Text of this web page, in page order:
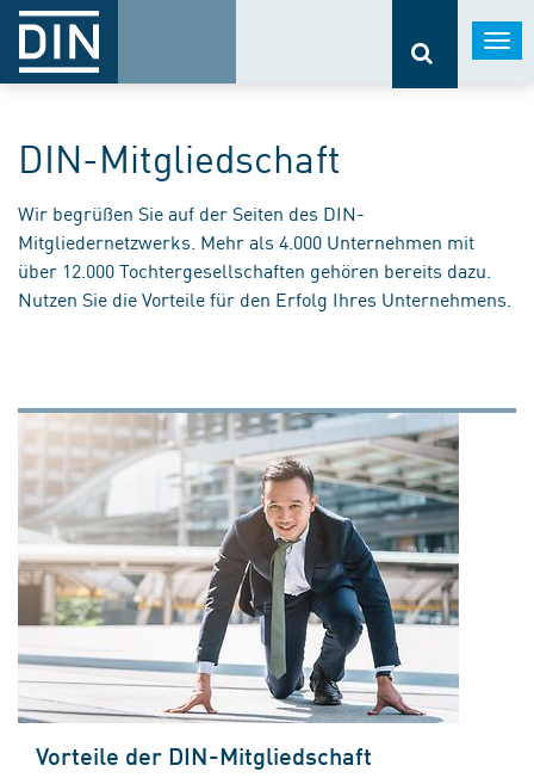
DIN-Mitgliedschaft
Wir begrüßen Sie auf der Seiten des DIN-
Mitgliedernetzwerks. Mehr als 4.000 Unternehmen mit
über 12.000 Tochtergesellschaften gehören bereits dazu.
Nutzen Sie die Vorteile für den Erfolg Ihres Unternehmens.
Vorteile der DIN-Mitgliedschaft